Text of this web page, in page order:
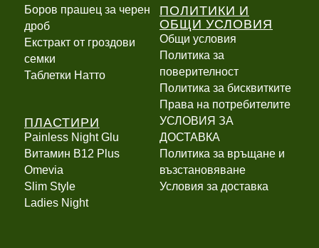
Боров прашец за черен
дроб
Екстракт от гроздови
семки
Таблетки Натто
ПЛАСТИРИ
Painless Night Glu
Витамин B12 Plus
Оmevia
Slim Style
Ladies Night
ПОЛИТИКИ И
ОБЩИ УСЛОВИЯ
Общи условия
Политика за
поверителност
Политика за бисквитките
Права на потребителите
УСЛОВИЯ ЗА
ДОСТАВКА
Политика за връщане и
възстановяване
Условия за доставка